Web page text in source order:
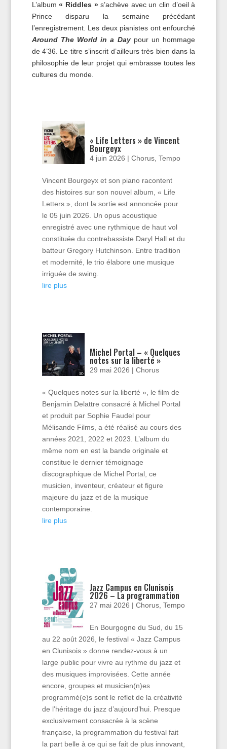
L’album« Riddles »s’achève avec un clin d’oeil à
Prince disparu la semaine précédant
l’enregistrement. Les deux pianistes ont enfourché
Around The World in a Daypour un hommage
de 4’36. Le titre s’inscrit d’ailleurs très bien dans la
philosophie de leur projet qui embrasse toutes les
cultures du monde.
« Life Letters » de Vincent
Bourgeyx
4 juin 2026 |Chorus,Tempo
Vincent Bourgeyx et son piano racontent
des histoires sur son nouvel album, « Life
Letters », dont la sortie est annoncée pour
le 05 juin 2026. Un opus acoustique
enregistré avec une rythmique de haut vol
constituée du contrebassiste Daryl Hall et du
batteur Gregory Hutchinson. Entre tradition
et modernité, le trio élabore une musique
irriguée de swing.
lire plus
Michel Portal – « Quelques
notes sur la liberté »
29 mai 2026 |Chorus
« Quelques notes sur la liberté », le film de
Benjamin Delattre consacré à Michel Portal
et produit par Sophie Faudel pour
Mélisande Films, a été réalisé au cours des
années 2021, 2022 et 2023. L’album du
même nom en est la bande originale et
constitue le dernier témoignage
discographique de Michel Portal, ce
musicien, inventeur, créateur et figure
majeure du jazz et de la musique
contemporaine.
lire plus
Jazz Campus en Clunisois
2026 – La programmation
27 mai 2026 |Chorus,Tempo
En Bourgogne du Sud, du 15
au 22 août 2026, le festival « Jazz Campus
en Clunisois » donne rendez-vous à un
large public pour vivre au rythme du jazz et
des musiques improvisées. Cette année
encore, groupes et musicien(n)es
programmé(e)s sont le reflet de la créativité
de l’héritage du jazz d’aujourd’hui. Presque
exclusivement consacrée à la scène
française, la programmation du festival fait
la part belle à ce qui se fait de plus innovant,